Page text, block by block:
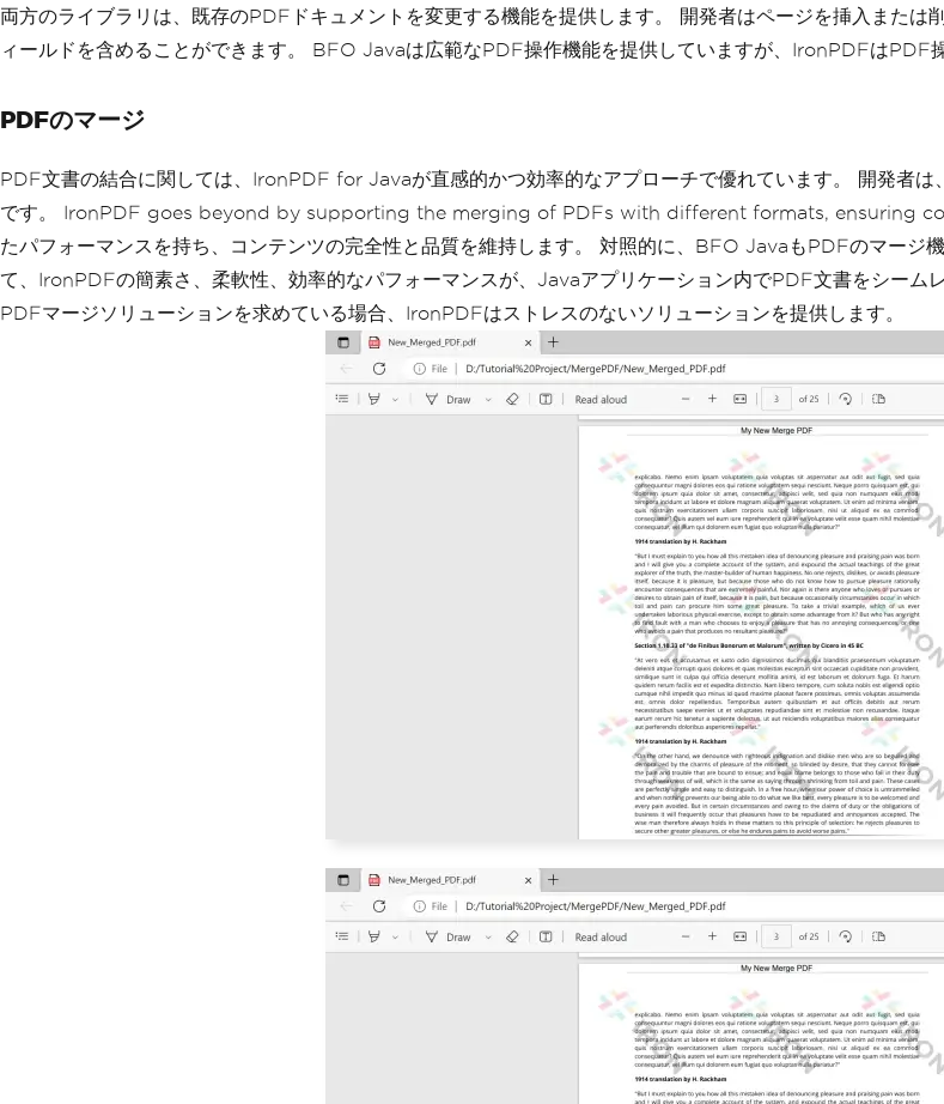
両方のライブラリは、既存のPDFドキュメントを変更する機能を提供します。 開発者はページを挿入また
ィールドを含めることができます。 BFO Javaは広範なPDF操作機能を提供していますが、IronPDFはPDF
PDFのマージ
PDF文書の結合に関しては、IronPDF for Javaが直感的かつ効率的なアプローチで優れています。 開発者は
です。 IronPDF goes beyond by supporting the merging of PDFs with different formats, ensuring
たパフォーマンスを持ち、コンテンツの完全性と品質を維持します。 対照的に、BFO JavaもPDFのマージ
て、IronPDFの簡素さ、柔軟性、効率的なパフォーマンスが、Javaアプリケーション内でPDF文書をシーム
PDFマージソリューションを求めている場合、IronPDFはストレスのないソリューションを提供します。